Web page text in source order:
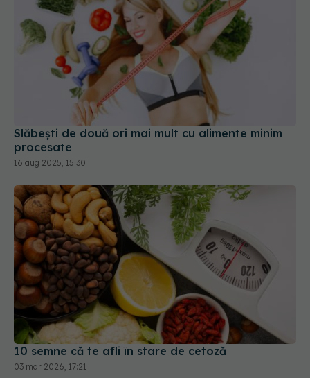
Slăbești de două ori mai mult cu alimente minim
procesate
16 aug 2025, 15:30
10 semne că te afli în stare de cetoză
03 mar 2026, 17:21